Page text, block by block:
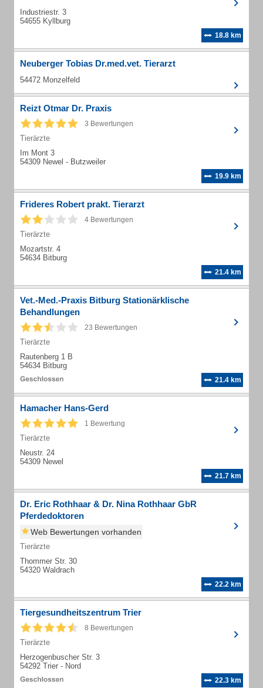
Industriestr. 3
54655 Kyllburg
18.8 km
Neuberger Tobias Dr.med.vet. Tierarzt
54472 Monzelfeld
Reizt Otmar Dr. Praxis
3 Bewertungen
Tierärzte
Im Mont 3
54309 Newel - Butzweiler
19.9 km
Frideres Robert prakt. Tierarzt
4 Bewertungen
Tierärzte
Mozartstr. 4
54634 Bitburg
21.4 km
Vet.-Med.-Praxis Bitburg Stationärklische
Behandlungen
23 Bewertungen
Tierärzte
Rautenberg 1 B
54634 Bitburg
21.4 km
Hamacher Hans-Gerd
1 Bewertung
Tierärzte
Neustr. 24
54309 Newel
21.7 km
Dr. Eric Rothhaar & Dr. Nina Rothhaar GbR
Pferdedoktoren
Web Bewertungen vorhanden
Tierärzte
Thommer Str. 30
54320 Waldrach
22.2 km
Tiergesundheitszentrum Trier
8 Bewertungen
Tierärzte
Herzogenbuscher Str. 3
54292 Trier - Nord
22.3 km